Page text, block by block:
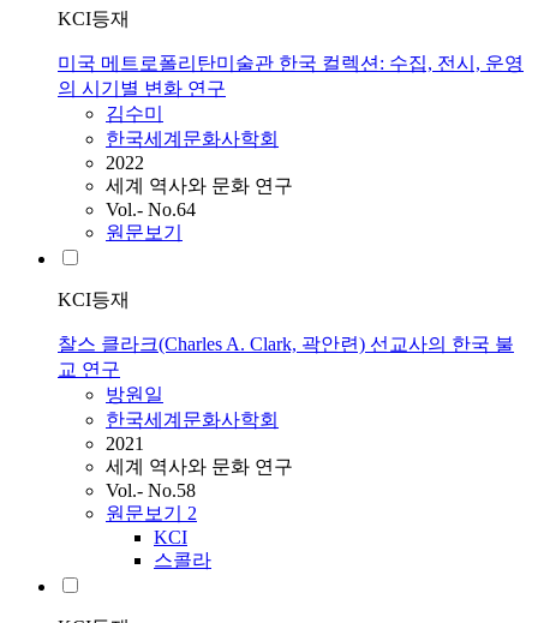
KCI등재
미국 메트로폴리탄미술관 한국 컬렉션: 수집, 전시, 운영
의 시기별 변화 연구
김수미
한국세계문화사학회
2022
세계 역사와 문화 연구
Vol.- No.64
원문보기
KCI등재
찰스 클라크(Charles A. Clark, 곽안련) 선교사의 한국 불
교 연구
방원일
한국세계문화사학회
2021
세계 역사와 문화 연구
Vol.- No.58
원문보기 2
KCI
스콜라